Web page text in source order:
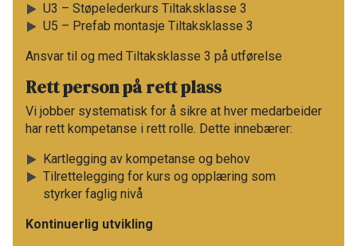
U3 – Støpelederkurs Tiltaksklasse 3​
U5 – Prefab montasje Tiltaksklasse 3​
Ansvar til og med Tiltaksklasse 3 på utførelse​
Rett person på rett plass​
Vi jobber systematisk for å sikre at hver medarbeider
har rett kompetanse i rett rolle. Dette innebærer:​
Kartlegging av kompetanse og behov​
Tilrettelegging for kurs og opplæring som
styrker faglig nivå​
Kontinuerlig utvikling​